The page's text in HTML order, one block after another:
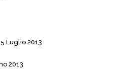
Luglio 2013
2013